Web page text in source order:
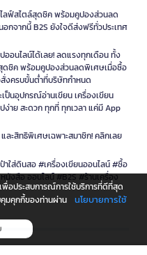
ไลฟ์สไตล์สุดชิค พร้อมคูปองส่วนลด
กจากนี้ B2S ยังใจดีส่งฟรีทั่วประเทศ
อนไลน์ได้เลย! ลดแรงทุกเดือน ทั้ง
ดชิค พร้อมคูปองส่วนลดพิเศษเมื่อซื้อ
สั่งครบขั้นต่ำที่บริษัทกำหนด
ป็นอุปกรณ์อ่านเขียน เครื่องเขียน
าย สะดวก ทุกที่ ทุกเวลา แค่มี App
ละสิทธิพิเศษเฉพาะสมาชิก! คลิกเลย
าใส่ดินสอ #เครื่องเขียนออนไลน์ #ซื้อ
นังสือ ออนไลน์ #B2S #ร้านเครื่อง
พื่อประสบการณ์การใช้บริการที่ดีที่สุด
มคุกกี้ของท่านผ่าน
นโยบายการใช้